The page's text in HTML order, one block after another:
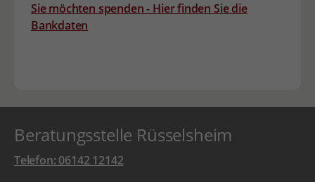
Sie möchten spenden - Hier finden Sie die
Bankdaten
Beratungsstelle Rüsselsheim
Telefon: 06142 12142